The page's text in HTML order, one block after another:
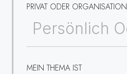
PRIVAT ODER ORGANISATION
MEIN THEMA IST